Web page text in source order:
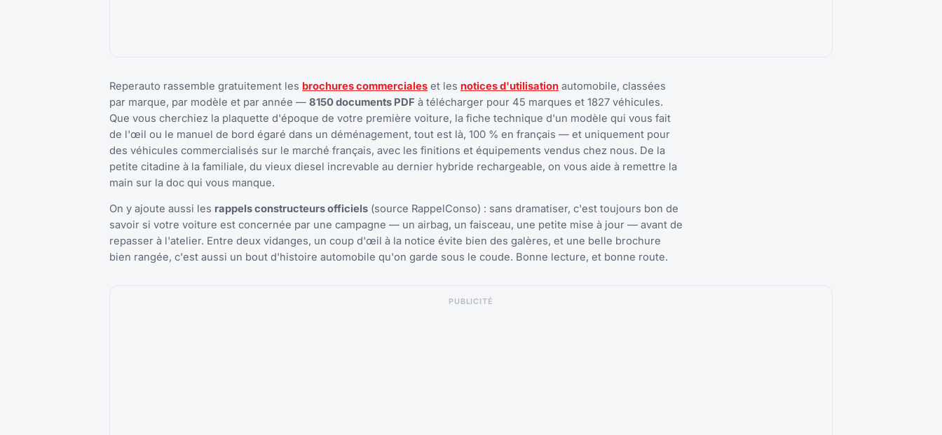
Reperauto rassemble gratuitement les brochures commerciales et les notices d'utilisation automobile, classées
par marque, par modèle et par année — 8150 documents PDF à télécharger pour 45 marques et 1827 véhicules.
Que vous cherchiez la plaquette d'époque de votre première voiture, la fiche technique d'un modèle qui vous fait
de l'œil ou le manuel de bord égaré dans un déménagement, tout est là, 100 % en français — et uniquement pour
des véhicules commercialisés sur le marché français, avec les finitions et équipements vendus chez nous. De la
petite citadine à la familiale, du vieux diesel increvable au dernier hybride rechargeable, on vous aide à remettre la
main sur la doc qui vous manque.
On y ajoute aussi les rappels constructeurs officiels (source RappelConso) : sans dramatiser, c'est toujours bon de
savoir si votre voiture est concernée par une campagne — un airbag, un faisceau, une petite mise à jour — avant de
repasser à l'atelier. Entre deux vidanges, un coup d'œil à la notice évite bien des galères, et une belle brochure
bien rangée, c'est aussi un bout d'histoire automobile qu'on garde sous le coude. Bonne lecture, et bonne route.
PUBLICITÉ